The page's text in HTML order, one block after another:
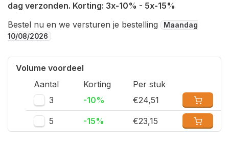
dag verzonden. Korting: 3x-10% - 5x-15%
Bestel nu en we versturen je bestelling
Maandag
10/08/2026
Volume voordeel
Aantal
Korting
Per stuk
3
-10% €24,51
5 -15% €23,15